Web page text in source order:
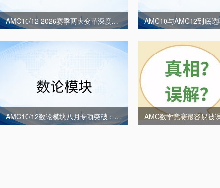
AMC10/12 2026赛季两大变革深度解读：线下统考回归与统一分数线如何重塑备考格局
AMC10/12数论模块八月专项突破：从同余定理到不定方程，五类高频题型与解题路径全梳理